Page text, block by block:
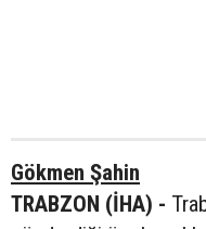
Gökmen Şahin
TRABZON (İHA) -